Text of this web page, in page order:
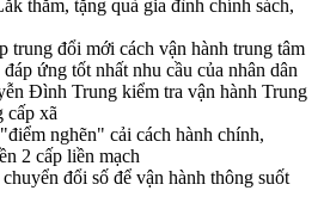
thăm, tặng quà gia đình chính sách,
trung đổi mới cách vận hành trung tâm
ứng tốt nhất nhu cầu của nhân dân
Đình Trung kiểm tra vận hành Trung
cấp xã
nghẽn" cải cách hành chính,
2 cấp liền mạch
đổi số để vận hành thông suốt